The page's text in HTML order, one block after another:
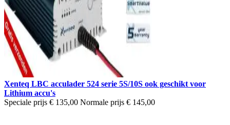
Xenteq LBC acculader 524 serie 5S/10S ook geschikt voor
Lithium accu's
Speciale prijs € 135,00 Normale prijs € 145,00